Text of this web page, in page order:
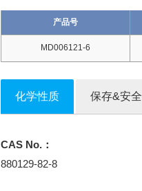
产品号
MD006121-6
化学性质 保存&安全
CAS No.：
880129-82-8